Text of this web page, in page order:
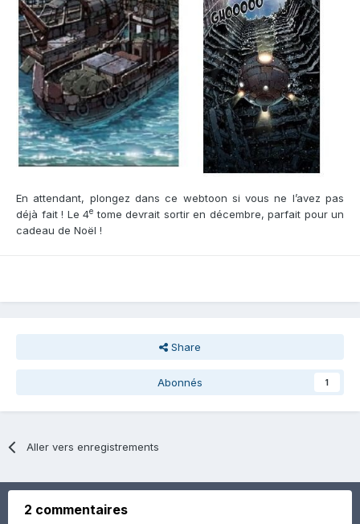
En attendant, plongez dans ce webtoon si vous ne l’avez pas
déjà fait ! Le 4e tome devrait sortir en décembre, parfait pour un
cadeau de Noël !
Share
Abonnés 1
Aller vers enregistrements
2 commentaires